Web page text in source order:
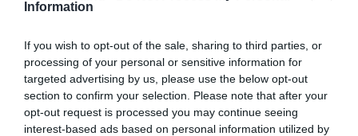
Information
If you wish to opt-out of the sale, sharing to third parties, or
processing of your personal or sensitive information for
targeted advertising by us, please use the below opt-out
section to confirm your selection. Please note that after your
opt-out request is processed you may continue seeing
interest-based ads based on personal information utilized by
számba jövő betegségeket ki kell zárni. A fogyás önmagában is
hormonzavarokkal, a vérképző rendszer károsodásaival stb.
A többdimenziós terápiás szemlélet figyelembe veszi a
szomatikus, a pszichológiai és táplálási szempontokat a kezelés
során. A háziorvos feladata a diagnózis megállapítása, a